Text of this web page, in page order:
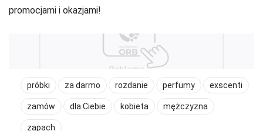
promocjami i okazjami!
próbki za darmo rozdanie perfumy exscenti
zamów dla Ciebie kobieta mężczyzna
zapach